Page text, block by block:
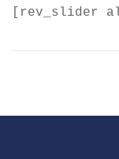
[rev_slider